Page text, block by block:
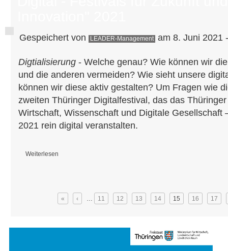
Gespeichert von LEADER-Management am 8. Juni 2021
Digtialisierung - Welche genau? Wie können wir
und die anderen vermeiden? Wie sieht unsere
können wir diese aktiv gestalten? Um Fragen wie
zweiten Thüringer Digitalfestival, das das
Wirtschaft, Wissenschaft und Digitale Gesellschaft
2021 rein digital veranstalten.
Weiterlesen
« ‹ … 11 12 13 14 15 16 17